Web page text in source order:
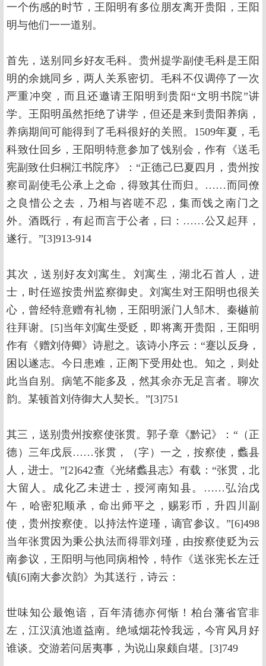
一个伤感的时节，王阳明有多位朋友离开贵阳，王阳
明与他们一一道别。
首先，送别同乡好友毛科。贵州提学副使毛科是王阳
明的余姚同乡，两人关系密切。毛科不仅调停了一次
严重冲突，而且还邀请王阳明到贵阳“文明书院”讲
学。王阳明虽然拒绝了讲学，但还是来到贵阳养病，
养病期间可能得到了毛科很好的关照。1509年夏，毛
科致仕回乡，王阳明特意参加了饯别会，作有《送毛
宪副致仕归桐江书院序》：“正德己巳夏四月，贵州按
察司副使毛公承上之命，得致其仕而归。……而同僚
之良惜公之去，乃相与咨嗟不忍，集而饯之南门之
外。酒既行，有起而言于公者，曰：……公又起拜，
遂行。”[3]913-914
其次，送别好友刘寓生。刘寓生，湖北石首人，进
士，时任巡按贵州监察御史。刘寓生对王阳明也很关
心，曾经特意赠有礼物，王阳明派门人邹木、秦樾前
往拜谢。[5]当年刘寓生受贬，即将离开贵阳，王阳明
作有《赠刘侍卿》诗慰之。该诗小序云：“蹇以反身，
困以遂志。今日患难，正阁下受用处也。知之，则处
此当自别。病笔不能多及，然其余亦无足言者。聊次
韵。某顿首刘侍御大人契长。”[3]751
其三，送别贵州按察使张贯。郭子章《黔记》：“（正
德）三年戊辰……张贯，（字）一之，按察使，蠡县
人，进士。”[2]642查《光绪蠡县志》有载：“张贯，北
大留人。成化乙未进士，授河南知县。……弘治戊
午，哈密犯顺承，命出师平之，赐彩币，升四川副
使，贵州按察使。以持法忤逆瑾，谪官参议。”[6]498
当年张贯因为秉公执法而得罪刘瑾，由按察使贬为云
南参议，王阳明与他同病相怜，特作《送张宪长左迁
镇[6]南大参次韵》为其送行，诗云：
世味知公最饱谙，百年清德亦何惭！柏台藩省官非
左，江汉滇池道益南。绝域烟花怜我远，今宵风月好
谁谈。交游若问居夷事，为说山泉颇自堪。[3]749